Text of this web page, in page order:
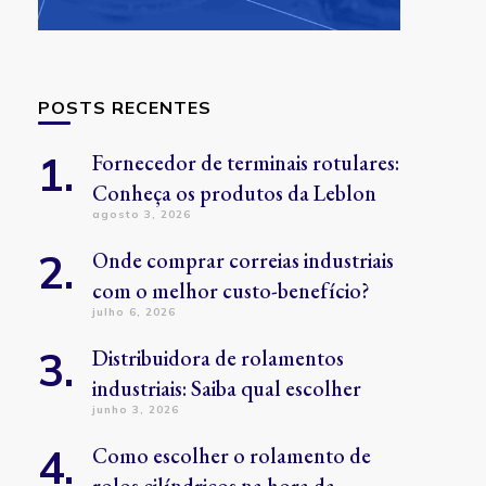
POSTS RECENTES
Fornecedor de terminais rotulares:
Conheça os produtos da Leblon
agosto 3, 2026
Onde comprar correias industriais
com o melhor custo-benefício?
julho 6, 2026
Distribuidora de rolamentos
industriais: Saiba qual escolher
junho 3, 2026
Como escolher o rolamento de